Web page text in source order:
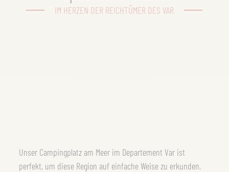
IM HERZEN DER REICHTÜMER DES VAR
Unser Campingplatz am Meer im Departement Var ist
perfekt, um diese Region auf einfache Weise zu erkunden.